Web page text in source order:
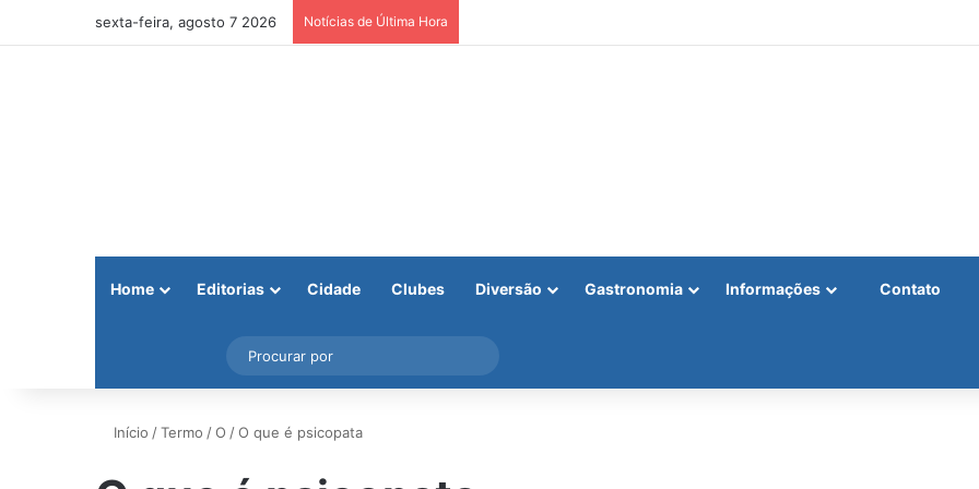
sexta-feira, agosto 7 2026 Notícias de Última Hora
Home Editorias Cidade Clubes Diversão Gastronomia Informações Contato
Instagram
Barra Lateral
por
Início /Termo /O /O que é psicopata